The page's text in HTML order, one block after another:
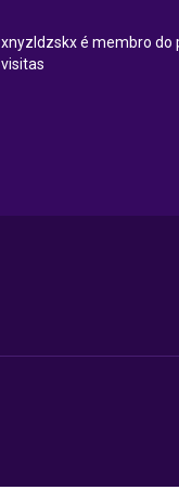
xnyzldzskx é membro do
visitas